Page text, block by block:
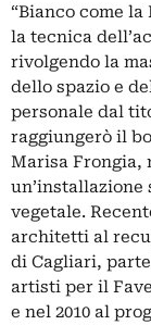
“Bianco come la
la tecnica
rivolgendo la
dello spazio e
personale dal
raggiungerò il
Marisa Frongia,
vegetale.
architetti al
di Cagliari,
artisti per il
e nel 2010 al